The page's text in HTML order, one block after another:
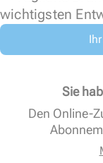
wichtigsten
Sie
Den Online-